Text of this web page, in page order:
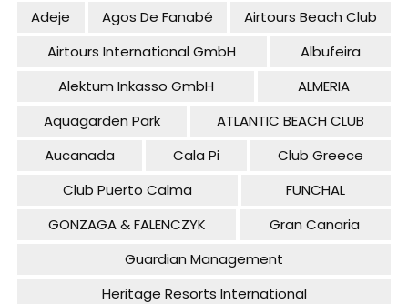
Adeje Agos De Fanabé
Airtours Beach Club
Airtours International GmbH
Albufeira
Alektum Inkasso GmbH
ALMERIA
Aquagarden Park
ATLANTIC BEACH CLUB
Aucanada
Cala Pi
Club Greece
Club Puerto Calma
FUNCHAL
GONZAGA & FALENCZYK
Gran Canaria
Guardian Management
Heritage Resorts International